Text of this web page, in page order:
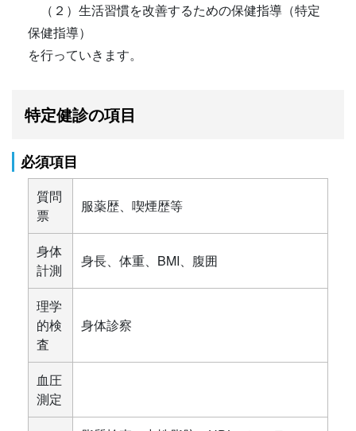
（２）生活習慣を改善するための保健指導（特定
保健指導）
を行っていきます。
特定健診の項目
必須項目
質問
票
服薬歴、喫煙歴等
身体
計測
身長、体重、BMI、腹囲
理学
的検
査
身体診察
血圧
測定